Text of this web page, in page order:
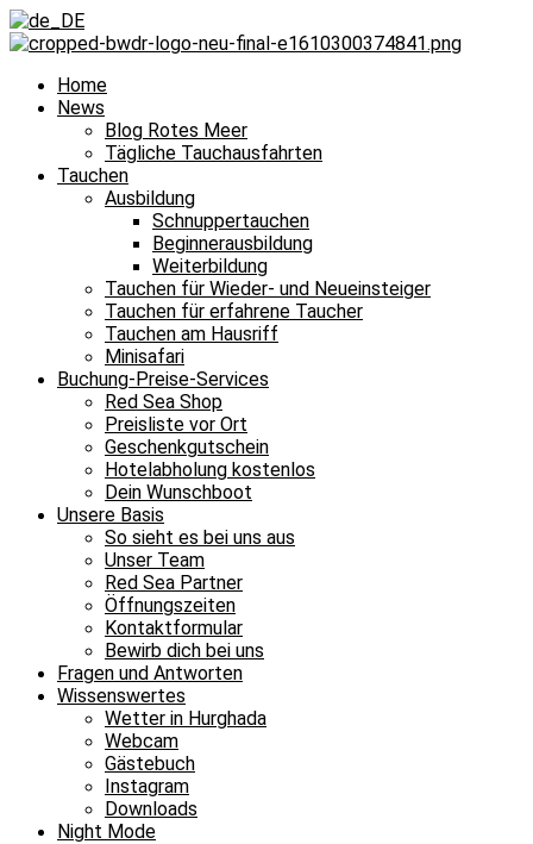
Home
News
Blog Rotes Meer
Tägliche Tauchausfahrten
Tauchen
Ausbildung
Schnuppertauchen
Beginnerausbildung
Weiterbildung
Tauchen für Wieder- und Neueinsteiger
Tauchen für erfahrene Taucher
Tauchen am Hausriff
Minisafari
Buchung-Preise-Services
Red Sea Shop
Preisliste vor Ort
Geschenkgutschein
Hotelabholung kostenlos
Dein Wunschboot
Unsere Basis
So sieht es bei uns aus
Unser Team
Red Sea Partner
Öffnungszeiten
Kontaktformular
Bewirb dich bei uns
Fragen und Antworten
Wissenswertes
Wetter in Hurghada
Webcam
Gästebuch
Instagram
Downloads
Night Mode